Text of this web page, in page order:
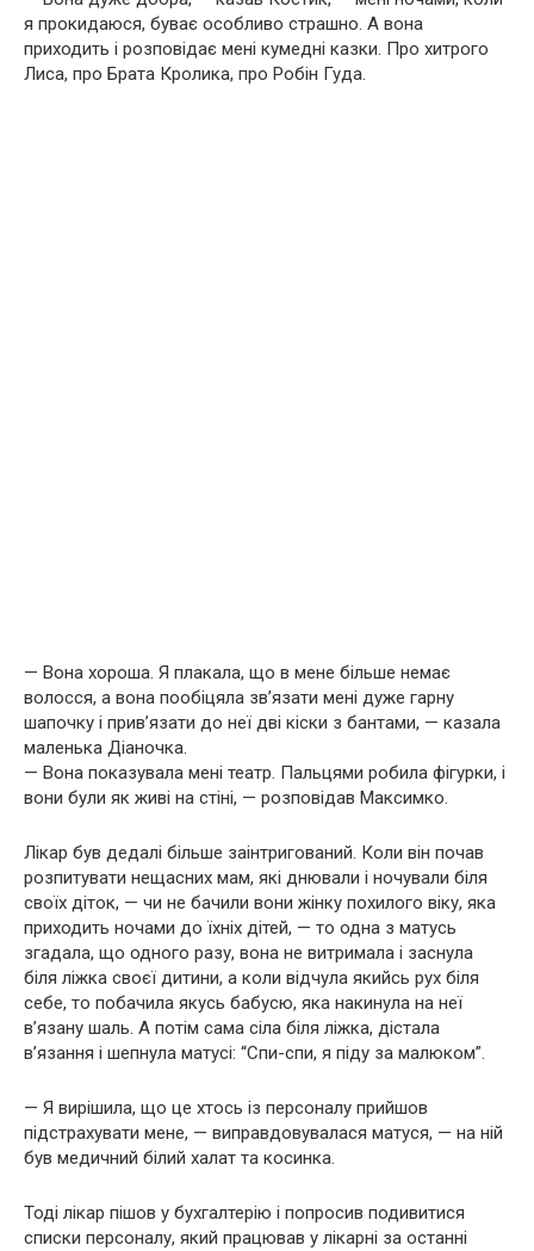
я прокидаюся, буває особливо страшно. А вона
приходить і розповідає мені кумедні казки. Про хитрого
Лиса, про Брата Кролика, про Робін Гуда.
— Вона хороша. Я плакала, що в мене більше немає
волосся, а вона пообіцяла зв’язати мені дуже гарну
шапочку і прив’язати до неї дві кіски з бантами, — казала
маленька Діаночка.
— Вона показувала мені театр. Пальцями робила фігурки, і
вони були як живі на стіні, — розповідав Максимко.
Лікар був дедалі більше заінтригований. Коли він почав
розпитувати нещасних мам, які днювали і ночували біля
своїх діток, — чи не бачили вони жінку похилого віку, яка
приходить ночами до їхніх дітей, — то одна з матусь
згадала, що одного разу, вона не витримала і заснула
біля ліжка своєї дитини, а коли відчула якийсь рух біля
себе, то побачила якусь бабусю, яка накинула на неї
в’язану шаль. А потім сама сіла біля ліжка, дістала
в’язання і шепнула матусі: “Спи-спи, я піду за малюком”.
— Я вирішила, що це хтось із персоналу прийшов
підстрахувати мене, — виправдовувалася матуся, — на ній
був медичний білий халат та косинка.
Тоді лікар пішов у бухгалтерію і попросив подивитися
списки персоналу, який працював у лікарні за останні